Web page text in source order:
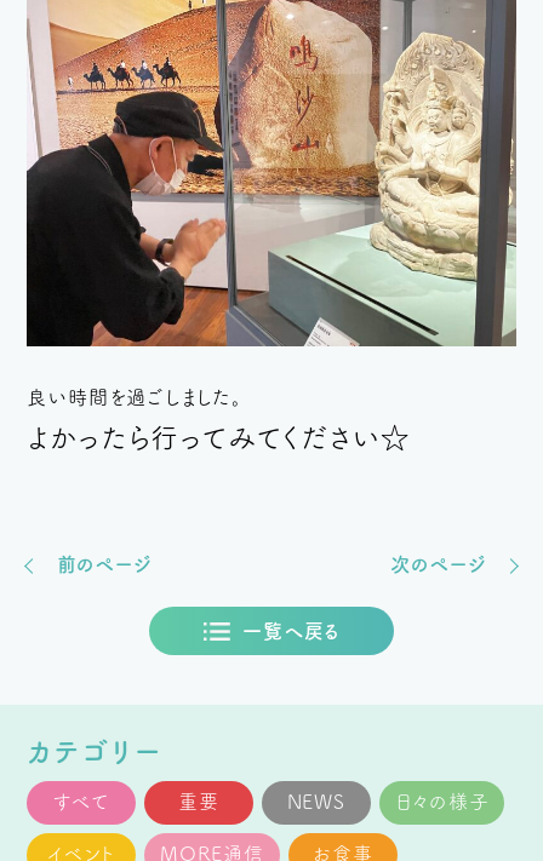
良い時間を過ごしました。
よかったら行ってみてください☆
前のページ 次のページ
一覧へ戻る
カテゴリー
すべて 重要 NEWS 日々の様子
イベント MORE通信 お食事